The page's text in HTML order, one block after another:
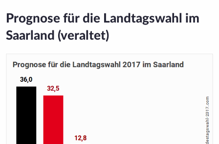
Prognose für die Landtagswahl im
Saarland (veraltet)